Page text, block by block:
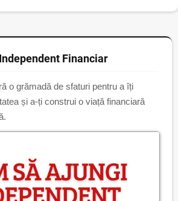
Financiar
o grămadă de sfaturi pentru a îți
și a-ți construi o viață financiară